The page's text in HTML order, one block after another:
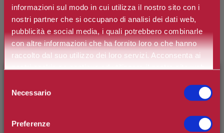
informazioni sul modo in cui utilizza il nostro sito con i
nostri partner che si occupano di analisi dei dati web,
pubblicità e social media, i quali potrebbero combinarle
con altre informazioni che ha fornito loro o che hanno
raccolto dal suo utilizzo dei loro servizi. Acconsenta ai
nostri cookie se continua ad utilizzare il nostro sito web.
delNecessario
Preferenze
Prezzo: €302,60
Prezzo scontato: €242,08
Spedizione in Italia gratuita se il carrello supera i 60€
Ottieni 24 punti Camilleri Fidelity Card -Regolamento
Si tratta della prima recensione per questo prodotto
e usufruisci dello
inserendo il codice